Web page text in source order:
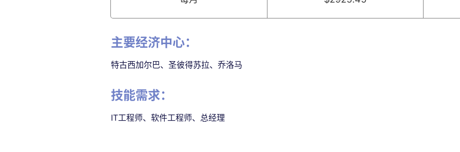
主要经济中心：
特古西加尔巴、圣彼得苏拉、乔洛马
技能需求：
IT工程师、软件工程师、总经理